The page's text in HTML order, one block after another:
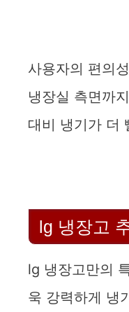
사용자의 편의
냉장실 측면까
대비 냉기가 더
lg 냉장고
lg 냉장고만의
욱 강력하게 냉